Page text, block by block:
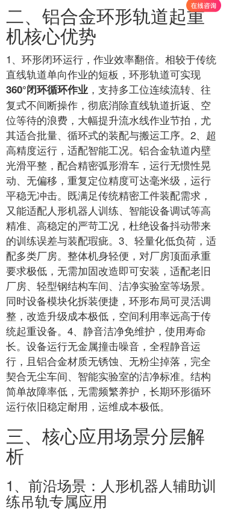
二、铝合金环形轨道起重
机核心优势
1、环形闭环运行，作业效率翻倍。相较于传统
直线轨道单向作业的短板，环形轨道可实现
360°闭环循环作业 ，支持多工位连续流转、往
复式不间断操作，彻底消除直线轨道折返、空
位等待的浪费，大幅提升流水线作业节拍，尤
其适合批量、循环式的装配与搬运工序。2、超
高精度运行，适配智能工况。铝合金轨道内壁
光滑平整，配合精密弧形滑车，运行无惯性晃
动、无偏移，重复定位精度可达毫米级，运行
平稳无冲击。既满足传统精密工件装配需求，
又能适配人形机器人训练、智能设备调试等高
精准、高稳定的严苛工况，杜绝设备抖动带来
的训练误差与装配瑕疵。3、轻量化低负荷，适
配多类厂房。整体机身轻便，对厂房顶面承重
要求极低，无需加固改造即可安装，适配老旧
厂房、轻型钢结构车间、洁净实验室等场景。
同时设备模块化拆装便捷，环形布局可灵活调
整，改造升级成本极低，空间利用率远高于传
统起重设备。4、静音洁净免维护，使用寿命
长。设备运行无金属撞击噪音，全程静音运
行，且铝合金材质无锈蚀、无粉尘掉落，完全
契合无尘车间、智能实验室的洁净标准。结构
简单故障率低，无需频繁养护，长期环形循环
运行依旧稳定耐用，运维成本极低。
三、核心应用场景分层解
析
1、前沿场景：人形机器人辅助训
练吊轨专属应用